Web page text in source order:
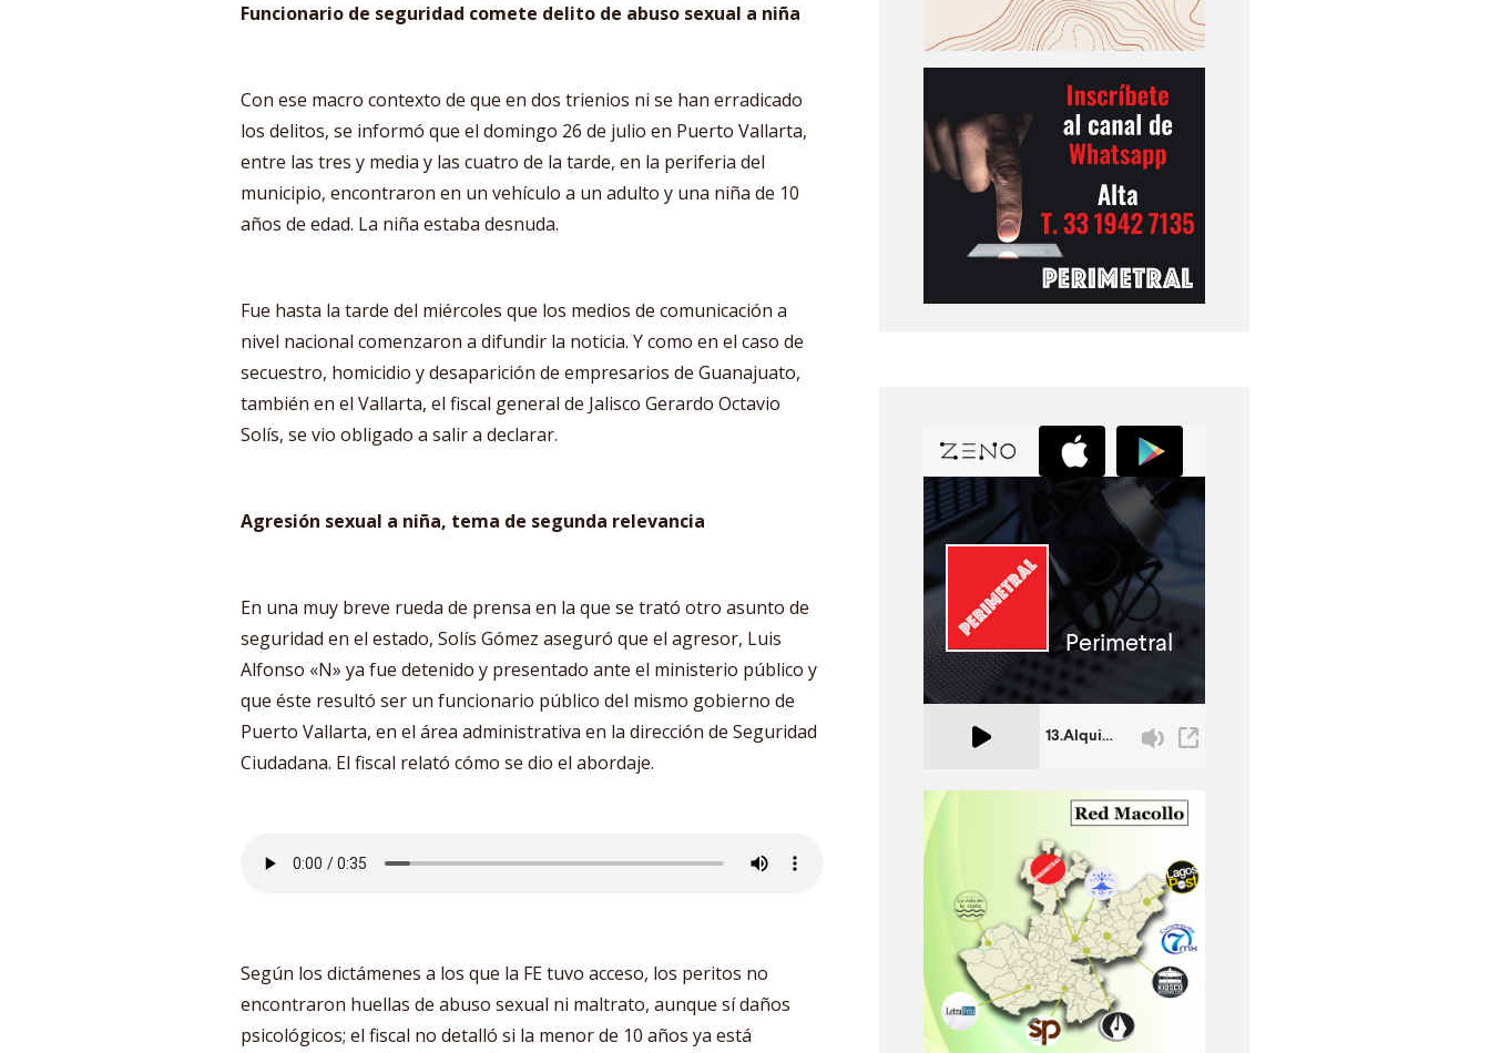
Funcionario de seguridad comete delito de abuso sexual a niña
Con ese macro contexto de que en dos trienios ni se han erradicado
los delitos, se informó que el domingo 26 de julio en Puerto Vallarta,
entre las tres y media y las cuatro de la tarde, en la periferia del
municipio, encontraron en un vehículo a un adulto y una niña de 10
años de edad. La niña estaba desnuda.
Fue hasta la tarde del miércoles que los medios de comunicación a
nivel nacional comenzaron a difundir la noticia. Y como en el caso de
secuestro, homicidio y desaparición de empresarios de Guanajuato,
también en el Vallarta, el fiscal general de Jalisco Gerardo Octavio
Solís, se vio obligado a salir a declarar.
Agresión sexual a niña, tema de segunda relevancia
En una muy breve rueda de prensa en la que se trató otro asunto de
seguridad en el estado, Solís Gómez aseguró que el agresor, Luis
Alfonso «N» ya fue detenido y presentado ante el ministerio público y
que éste resultó ser un funcionario público del mismo gobierno de
Puerto Vallarta, en el área administrativa en la dirección de Seguridad
Ciudadana. El fiscal relató cómo se dio el abordaje.
Según los dictámenes a los que la FE tuvo acceso, los peritos no
encontraron huellas de abuso sexual ni maltrato, aunque sí daños
psicológicos; el fiscal no detalló si la menor de 10 años ya está